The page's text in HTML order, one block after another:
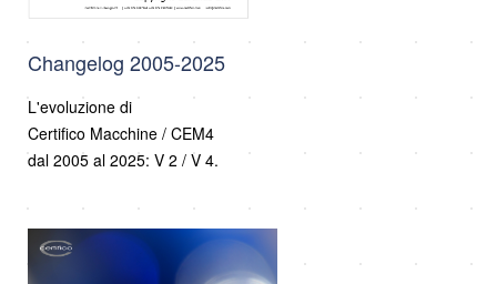
Changelog 2005-2025
L'evoluzione di
Certifico Macchine / CEM4
dal 2005 al 2025: V 2 / V 4.